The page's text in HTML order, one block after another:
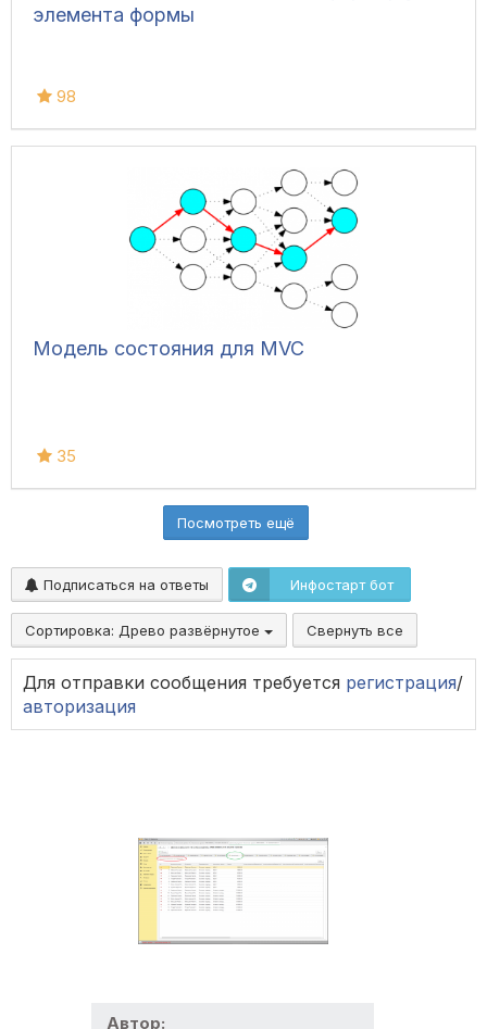
элемента формы
98
Модель состояния для MVC
35
Посмотреть ещё
Подписаться на ответы Инфостарт бот
Сортировка: Древо развёрнутое Свернуть все
Для отправки сообщения требуется регистрация/
авторизация
Автор: